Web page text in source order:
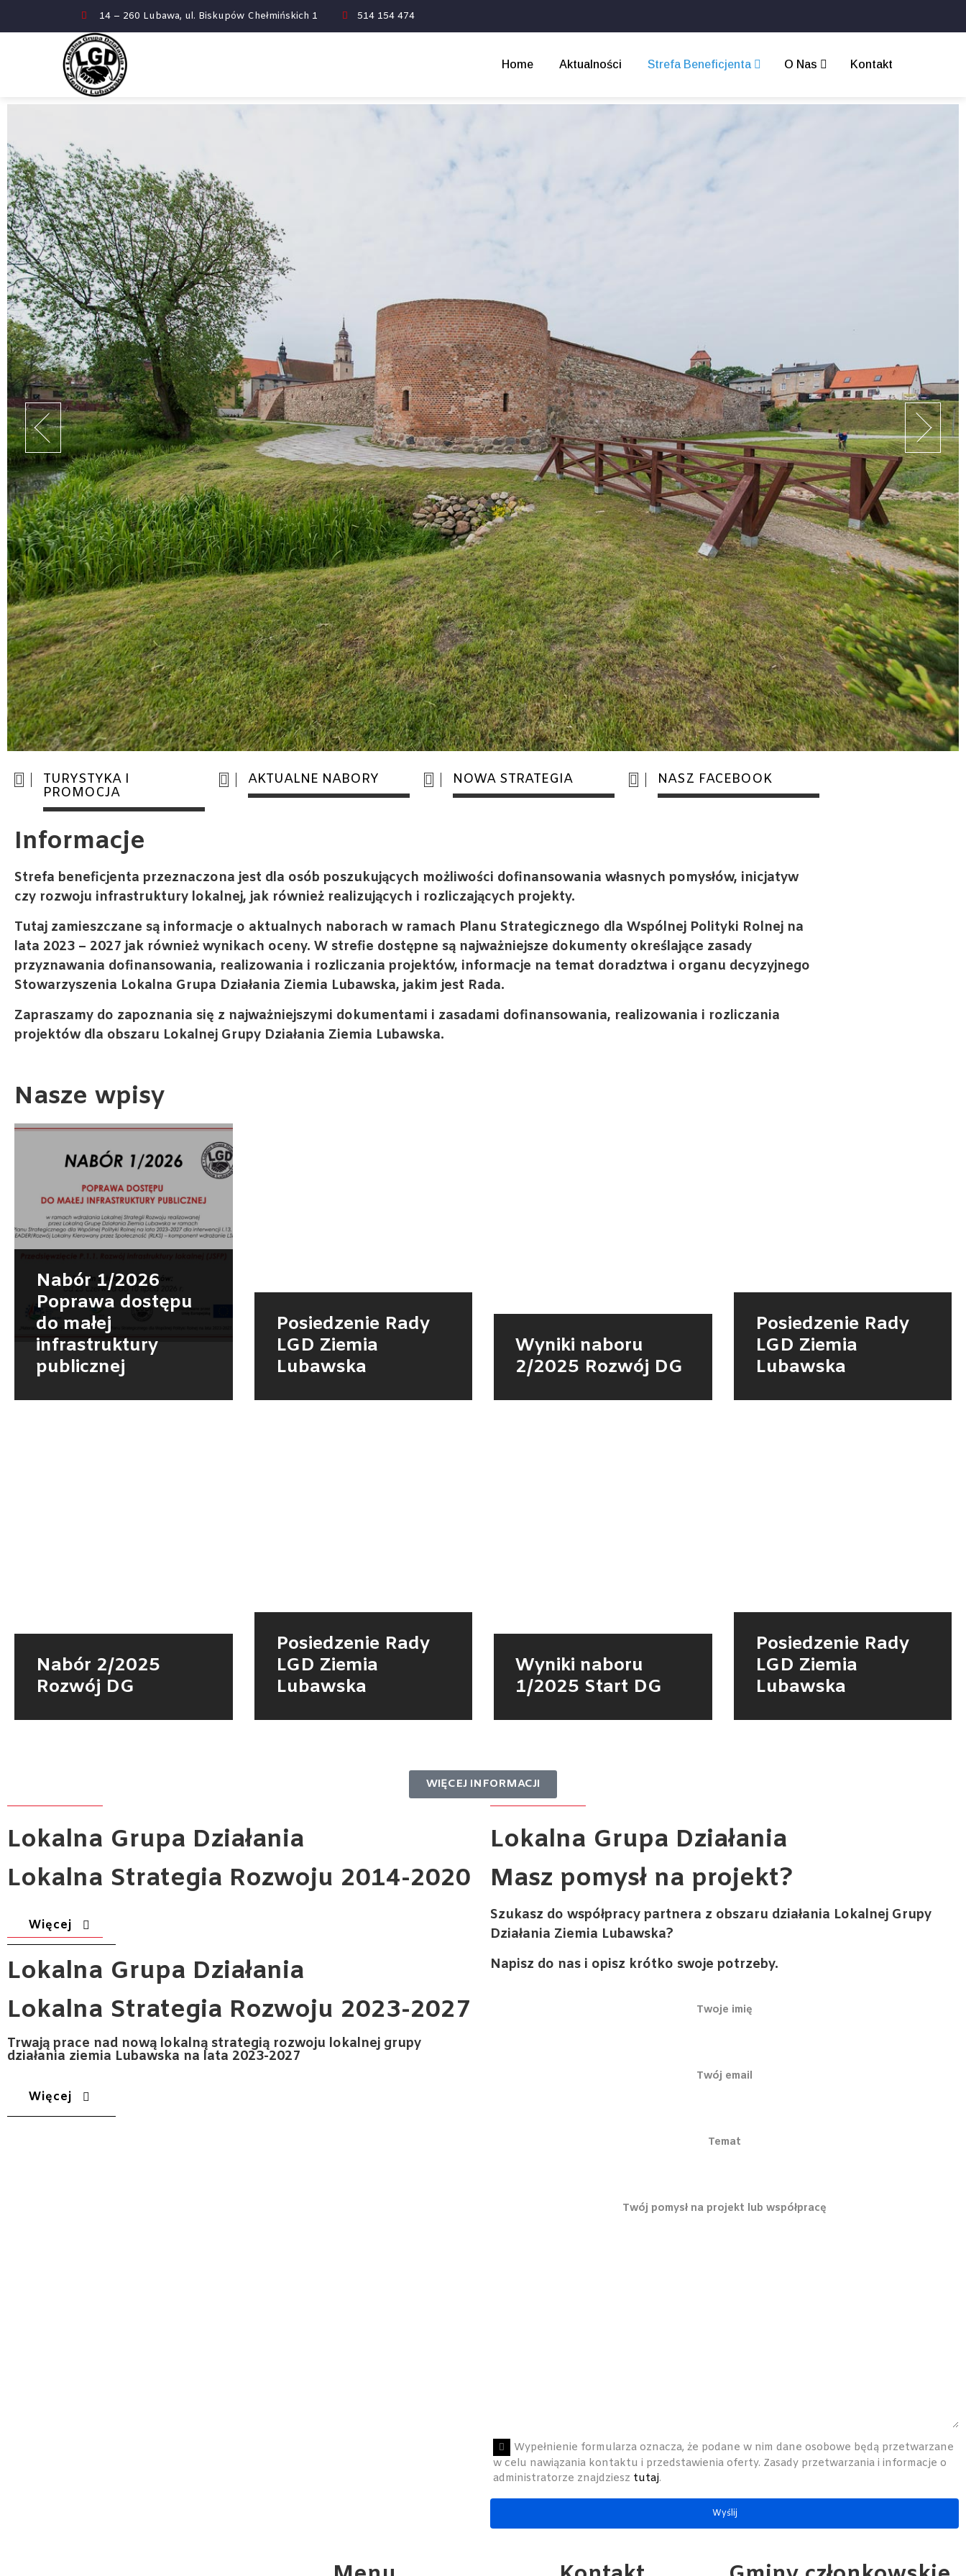
14 – 260 Lubawa, ul. Biskupów Chełmińskich 1 514 154 474
Home Aktualności Strefa Beneficjenta O Nas Kontakt
WITAMYNA STRONIE
Lokalnej Grupy
Działania Ziemia
Lubawska
Działamy na Ziemi Lubawskiej.
Do nas złożysz wniosek o unijne dofinansowanie z Programu Rozwoju Obszarów Wiejskich.
O NAS
TURYSTYKA I
PROMOCJA
AKTUALNE NABORY NOWA STRATEGIA NASZ FACEBOOK
Informacje
Strefa beneficjenta przeznaczona jest dla osób poszukujących możliwości dofinansowania własnych pomysłów, inicjatyw
czy rozwoju infrastruktury lokalnej, jak również realizujących i rozliczających projekty.
Tutaj zamieszczane są informacje o aktualnych naborach w ramach Planu Strategicznego dla Wspólnej Polityki Rolnej na
lata 2023 – 2027 jak również wynikach oceny. W strefie dostępne są najważniejsze dokumenty określające zasady
przyznawania dofinansowania, realizowania i rozliczania projektów, informacje na temat doradztwa i organu decyzyjnego
Stowarzyszenia Lokalna Grupa Działania Ziemia Lubawska, jakim jest Rada.
Zapraszamy do zapoznania się z najważniejszymi dokumentami i zasadami dofinansowania, realizowania i rozliczania
projektów dla obszaru Lokalnej Grupy Działania Ziemia Lubawska.
Nasze wpisy
Nabór 1/2026
Poprawa dostępu
do małej
infrastruktury
publicznej
Posiedzenie Rady
LGD Ziemia
Lubawska
Wyniki naboru
2/2025 Rozwój DG
Posiedzenie Rady
LGD Ziemia
Lubawska
Nabór 2/2025
Rozwój DG
Posiedzenie Rady
LGD Ziemia
Lubawska
Wyniki naboru
1/2025 Start DG
Posiedzenie Rady
LGD Ziemia
Lubawska
WIĘCEJ INFORMACJI
Lokalna Grupa Działania
Lokalna Strategia Rozwoju 2014-2020
Więcej
Lokalna Grupa Działania
Lokalna Strategia Rozwoju 2023-2027
Trwają prace nad nową lokalną strategią rozwoju lokalnej grupy
działania ziemia Lubawska na lata 2023-2027
Więcej
Lokalna Grupa Działania
Masz pomysł na projekt?
Szukasz do współpracy partnera z obszaru działania Lokalnej Grupy
Działania Ziemia Lubawska?
Napisz do nas i opisz krótko swoje potrzeby.
Twoje imię
Twój email
Temat
Twój pomysł na projekt lub współpracę
Wypełnienie formularza oznacza, że podane w nim dane osobowe będą przetwarzane
w celu nawiązania kontaktu i przedstawienia oferty. Zasady przetwarzania i informacje o
administratorze znajdziesz tutaj.